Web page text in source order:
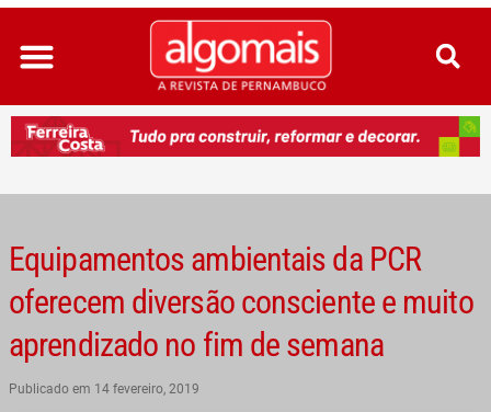
Ir
para
conteúdo
Equipamentos ambientais da PCR
oferecem diversão consciente e muito
aprendizado no fim de semana
Publicado em 14 fevereiro, 2019